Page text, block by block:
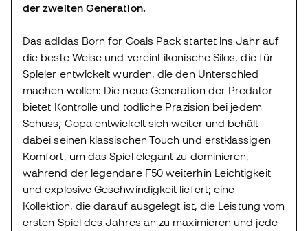
der zweiten Generation.
Das adidas Born for Goals Pack startet ins Jahr auf
die beste Weise und vereint ikonische Silos, die für
Spieler entwickelt wurden, die den Unterschied
machen wollen: Die neue Generation der Predator
bietet Kontrolle und tödliche Präzision bei jedem
Schuss, Copa entwickelt sich weiter und behält
dabei seinen klassischen Touch und erstklassigen
Komfort, um das Spiel elegant zu dominieren,
während der legendäre F50 weiterhin Leichtigkeit
und explosive Geschwindigkeit liefert; eine
Kollektion, die darauf ausgelegt ist, die Leistung vom
ersten Spiel des Jahres an zu maximieren und jede